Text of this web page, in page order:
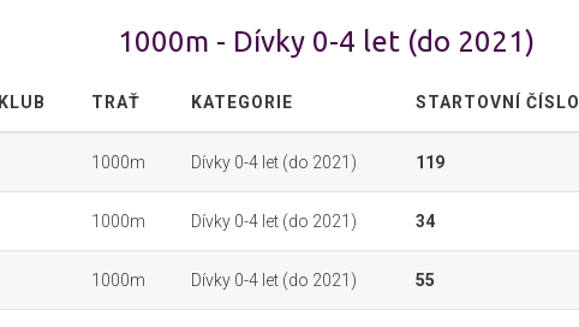
1000m - Dívky 0-4 let (do 2021)
KLUB TRAŤ KATEGORIE STARTOVNÍ ČÍSLO
1000m Dívky 0-4 let (do 2021) 119
1000m Dívky 0-4 let (do 2021) 34
1000m Dívky 0-4 let (do 2021) 55